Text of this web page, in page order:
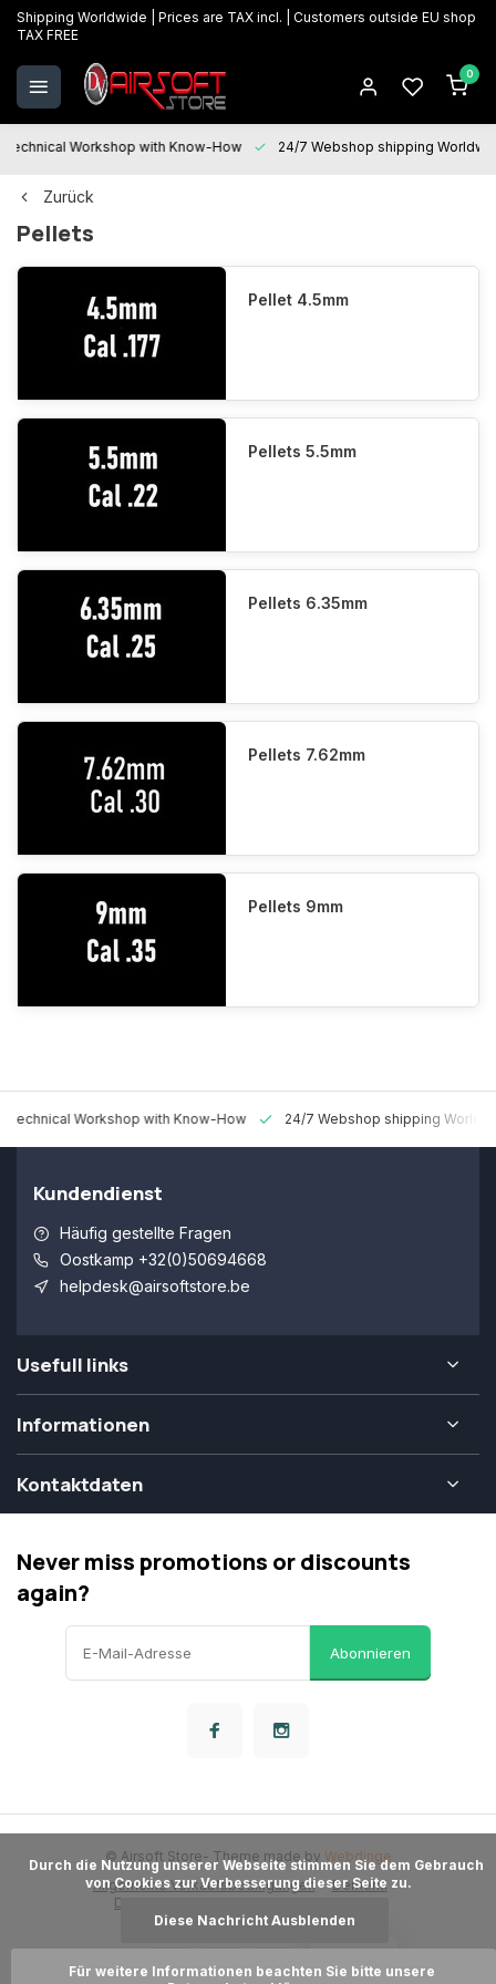
Shipping Worldwide | Prices are TAX incl. | Customers outside EU shop
TAX FREE
0
Technical Workshop with Know-How 24/7 Webshop shipping
Zurück
Pellets
Pellet 4.5mm
Pellets 5.5mm
Pellets 6.35mm
Pellets 7.62mm
Pellets 9mm
Technical Workshop with Know-How 24/7 Webshop shipping
Kundendienst
Häufig gestellte Fragen
Oostkamp +32(0)50694668
helpdesk@airsoftstore.be
Usefull links
Informationen
Kontaktdaten
Never miss promotions or discounts
again?
Abonnieren
Allgemeine Verkaufsbedingungen
Dementi
Datenschutzbestimmungen
© Airsoft Store- Theme made by Webdinge
von Cookies zur Verbesserung dieser Seite zu.
Diese Nachricht Ausblenden
Für weitere Informationen beachten Sie bitte unsere